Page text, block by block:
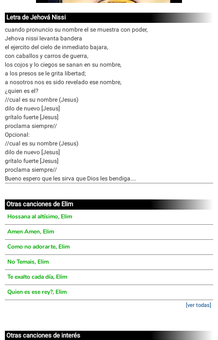
Letra de Jehová Nissi
cuando pronuncio su nombre el se muestra con poder,
Jehova nissi levanta bandera
el ejercito del cielo de inmediato bajara,
con caballos y carros de guerra,
los cojos y lo ciegos se sanan en su nombre,
a los presos se le grita libertad;
a nosotros nos es sido revelado ese nombre,
¿quien es el?
//cual es su nombre (Jesus)
dilo de nuevo [Jesus]
grítalo fuerte [Jesus]
proclama siempre//
Opcional:
//cual es su nombre (Jesus)
dilo de nuevo [Jesus]
grítalo fuerte [Jesus]
proclama siempre//
Bueno espero que les sirva que Dios les bendiga....
Otras canciones de Elim
Hossana al altísimo, Elim
Amen Amen, Elim
Como no adorarte, Elim
No Temais, Elim
Te exalto cada día, Elim
Quien es ese rey?, Elim
[ver todas]
Otras canciones de interés